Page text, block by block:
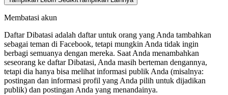
Membatasi akun
Daftar Dibatasi adalah daftar untuk orang yang Anda tambahkan
sebagai teman di Facebook, tetapi mungkin Anda tidak ingin
berbagi semuanya dengan mereka. Saat Anda menambahkan
seseorang ke daftar Dibatasi, Anda masih berteman dengannya,
tetapi dia hanya bisa melihat informasi publik Anda (misalnya:
postingan dan informasi profil yang Anda pilih untuk dijadikan
publik) dan postingan Anda yang menandainya.